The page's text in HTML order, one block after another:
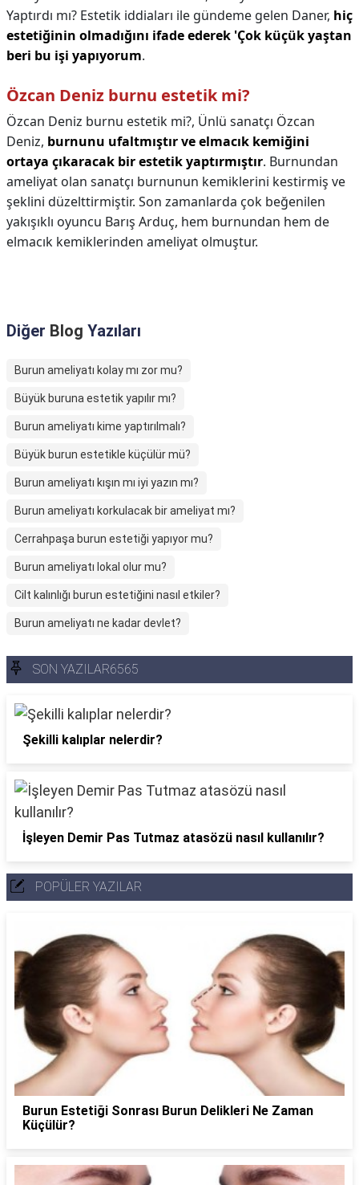
Yaptırdı mı? Estetik iddiaları ile gündeme gelen Daner, hiç
estetiğinin olmadığını ifade ederek 'Çok küçük yaştan
beri bu işi yapıyorum.
Özcan Deniz burnu estetik mi?
Özcan Deniz burnu estetik mi?, Ünlü sanatçı Özcan
Deniz, burnunu ufaltmıştır ve elmacık kemiğini
ortaya çıkaracak bir estetik yaptırmıştır. Burnundan
ameliyat olan sanatçı burnunun kemiklerini kestirmiş ve
şeklini düzelttirmiştir. Son zamanlarda çok beğenilen
yakışıklı oyuncu Barış Arduç, hem burnundan hem de
elmacık kemiklerinden ameliyat olmuştur.
Diğer Blog Yazıları
Burun ameliyatı kolay mı zor mu?
Büyük buruna estetik yapılır mı?
Burun ameliyatı kime yaptırılmalı?
Büyük burun estetikle küçülür mü?
Burun ameliyatı kışın mı iyi yazın mı?
Burun ameliyatı korkulacak bir ameliyat mı?
Cerrahpaşa burun estetiği yapıyor mu?
Burun ameliyatı lokal olur mu?
Cilt kalınlığı burun estetiğini nasıl etkiler?
Burun ameliyatı ne kadar devlet?
SON YAZILAR6565
Şekilli kalıplar nelerdir?
İşleyen Demir Pas Tutmaz atasözü nasıl kullanılır?
POPÜLER YAZILAR
Burun Estetiği Sonrası Burun Delikleri Ne Zaman
Küçülür?